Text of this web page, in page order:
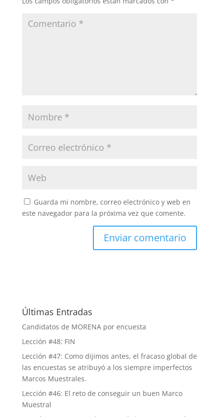
Guarda mi nombre, correo electrónico y web en
este navegador para la próxima vez que comente.
Últimas Entradas
Candidatos de MORENA por encuesta
Lección #48: FIN
Lección #47: Como dijimos antes, el fracaso global de
las encuestas se atribuyó a los siempre imperfectos
Marcos Muestrales.
Lección #46: El reto de conseguir un buen Marco
Muestral